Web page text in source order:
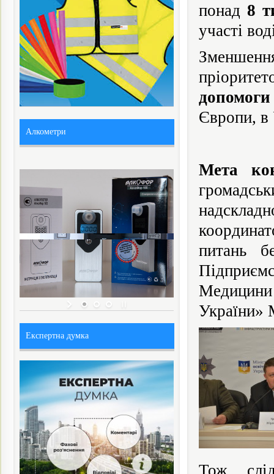
понад 8
участі
Європи, в
Мета
питань
Тож,
Алкометри
Експертна думка